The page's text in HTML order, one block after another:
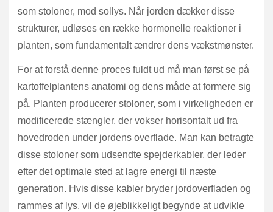
som stoloner, mod sollys. Når jorden dækker disse
strukturer, udløses en række hormonelle reaktioner i
planten, som fundamentalt ændrer dens vækstmønster.
For at forstå denne proces fuldt ud må man først se på
kartoffelplantens anatomi og dens måde at formere sig
på. Planten producerer stoloner, som i virkeligheden er
modificerede stængler, der vokser horisontalt ud fra
hovedroden under jordens overflade. Man kan betragte
disse stoloner som udsendte spejderkabler, der leder
efter det optimale sted at lagre energi til næste
generation. Hvis disse kabler bryder jordoverfladen og
rammes af lys, vil de øjeblikkeligt begynde at udvikle